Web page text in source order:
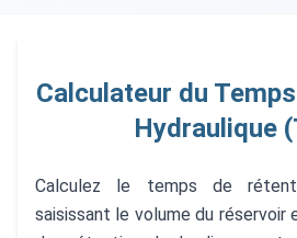
Calculateur du
Hydraulique
Calculez le temps de
saisissant le volume du